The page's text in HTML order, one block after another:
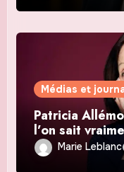
Médias et
Patricia
l’on sait
Marie Leblanc